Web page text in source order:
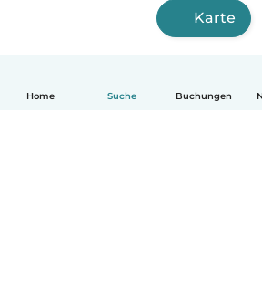
Home Suche Buchungen
Karte